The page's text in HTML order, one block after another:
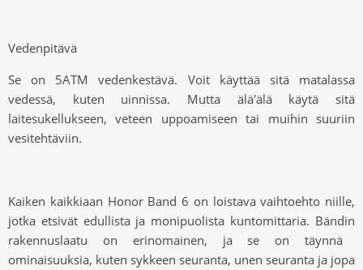
Vedenpitävä
Se on 5ATM vedenkestävä. Voit käyttää sitä matalassa
vedessä, kuten uinnissa. Mutta älä'älä käytä sitä
laitesukellukseen, veteen uppoamiseen tai muihin suuriin
vesitehtäviin.
Kaiken kaikkiaan Honor Band 6 on loistava vaihtoehto niille,
jotka etsivät edullista ja monipuolista kuntomittaria. Bändin
rakennuslaatu on erinomainen, ja se on täynnä
ominaisuuksia, kuten sykkeen seuranta, unen seuranta ja jopa